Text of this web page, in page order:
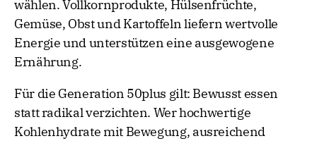
wählen. Vollkornprodukte, Hülsenfrüchte,
Gemüse, Obst und Kartoffeln liefern wertvolle
Energie und unterstützen eine ausgewogene
Ernährung.
Für die Generation 50plus gilt: Bewusst essen
statt radikal verzichten. Wer hochwertige
Kohlenhydrate mit Bewegung, ausreichend